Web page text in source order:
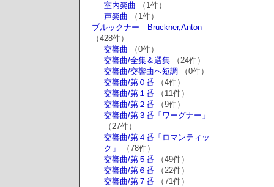
室内楽曲 （1件）
声楽曲 （1件）
ブルックナー Bruckner,Anton
（428件）
交響曲 （0件）
交響曲/全集＆選集 （24件）
交響曲/交響曲ヘ短調 （0件）
交響曲/第０番 （4件）
交響曲/第１番 （11件）
交響曲/第２番 （9件）
交響曲/第３番「ワーグナー」
（27件）
交響曲/第４番「ロマンティッ
ク」
（78件）
交響曲/第５番 （49件）
交響曲/第６番 （22件）
交響曲/第７番 （71件）